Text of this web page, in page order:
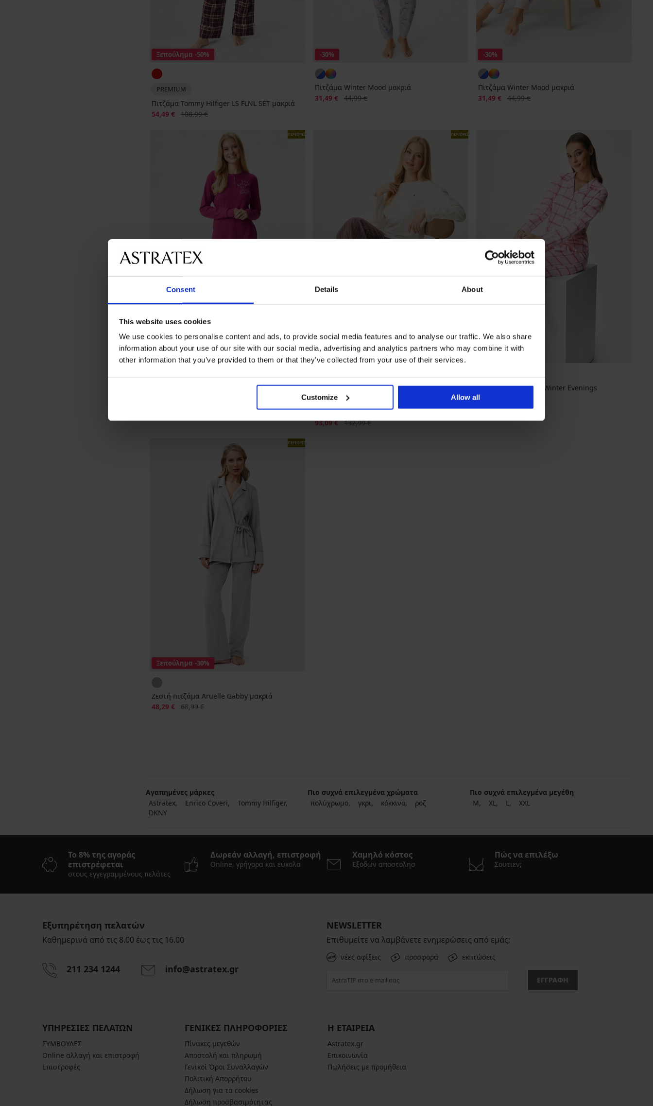
Consent Details About
This website uses cookies
We use cookies to personalise content and ads, to provide social media features and to analyse our traffic. We also share
information about your use of our site with our social media, advertising and analytics partners who may combine it with
other information that you’ve provided to them or that they’ve collected from your use of their services.
Customize Allow all
Ξεπούλημα -50%
PREMIUM
Πιτζάμα Tommy Hilfiger LS FLNL SET μακριά
Έκπτωση
54,49 € Αρχική τιμή
108,99 €
-30%
Πιτζάμα Winter Mood μακριά
Έκπτωση
31,49 € Αρχική τιμή
44,99 €
-30%
Πιτζάμα Winter Mood μακριά
Έκπτωση
31,49 € Αρχική τιμή
44,99 €
ΠΕΡΙΟΡΙΣΜΕΝΑ
Ξεπούλημα -40%
ΠΕΡΙΟΡΙΣΜΕΝΑ
Ξεπούλημα -30%
Πιτζάμα Tommy Hilfiger Gift LS Tee μακριά και
με π...
Έκπτωση
93,09 €Αρχική τιμή
132,99 €
Φανελένια πιτζάμα Winter Evenings
57,99 €
ΠΕΡΙΟΡΙΣΜΕΝΑ
Ξεπούλημα -30%
Ζεστή πιτζάμα Aruelle Gabby μακριά
Έκπτωση
48,29 € Αρχική τιμή
68,99 €
Αγαπημένες μάρκες
Astratex
Enrico Coveri
Tommy Hilfiger
DKNY
Πιο συχνά επιλεγμένα χρώματα
πολύχρωμο
γκρι κόκκινο ροζ
Πιο συχνά επιλεγμένα μεγέθη
M
XL L XXL
Το 8% της αγοράς
επιστρέφεται
στους εγγεγραμμένους πελάτες
Δωρεάν αλλαγή, επιστροφή
Online, γρήγορα και εύκολα
Χαμηλό κόστος
Εξοδων αποστολησ
Πώς να επιλέξω
Σουτιεν;
Εξυπηρέτηση πελατών
Καθημερινά από τις 8.00 έως τις 16.00
211 234 1244 info@astratex.gr
NEWSLETTER
Επιθυμείτε να λαμβάνετε ενημερώσεις από εμάς;
νέες αφίξεις προσφορά εκπτώσεις
ΕΓΓΡΑΦΗ
ΥΠΗΡΕΣΙΕΣ ΠΕΛΑΤΩΝ
ΣΥΜΒΟΥΛΕΣ
Online αλλαγή και επιστροφή
Επιστροφές
ΓΕΝΙΚΕΣ ΠΛΗΡΟΦΟΡΙΕΣ
Πίνακες μεγεθών
Αποστολή και πληρωμή
Γενικοί Όροι Συναλλαγών
Πολιτική Απορρήτου
Δήλωση για τα cookies
Δήλωση προσβασιμότητας
Η ΕΤΑΙΡΕΙΑ
Astratex.gr
Επικοινωνία
Πωλήσεις με προμήθεια